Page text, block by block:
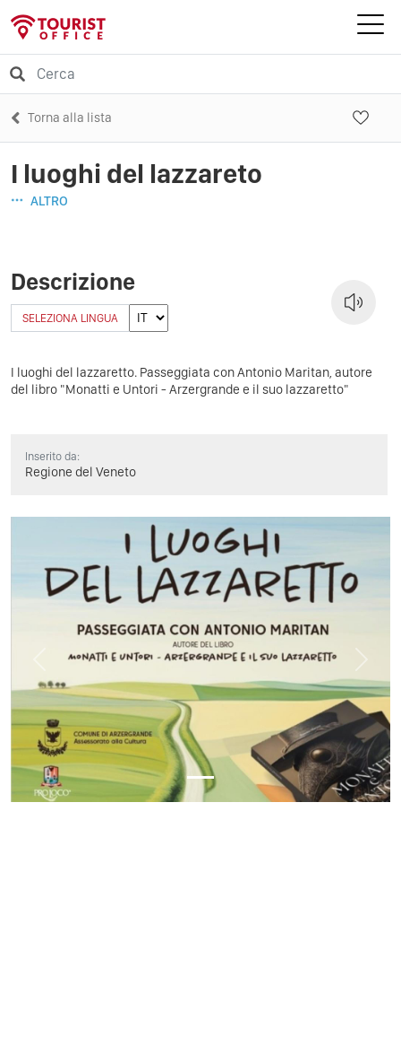
Torna alla lista
I luoghi del lazzareto
ALTRO
Descrizione
SELEZIONA LINGUA
I luoghi del lazzaretto. Passeggiata con Antonio Maritan, autore
del libro "Monatti e Untori - Arzergrande e il suo lazzaretto"
Inserito da:
Regione del Veneto
Previous